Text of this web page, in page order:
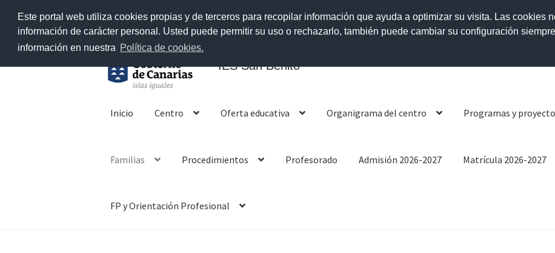
Este portal web utiliza cookies propias y de terceros para recopilar información que ayuda a optimizar su visita. Las cookies
información de carácter personal. Usted puede permitir su uso o rechazarlo, también puede cambiar su configuración
información en nuestra Política de cookies.
IES San Benito
a
al
Inicio Centro Oferta educativa Organigrama del centro Programas y
Familias Procedimientos Profesorado Admisión 2026-2027 Matrícula 2026-2027
FP y Orientación Profesional